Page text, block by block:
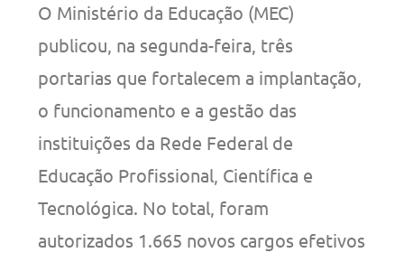
O Ministério da Educação (MEC)
publicou, na segunda-feira, três
portarias que fortalecem a implantação,
o funcionamento e a gestão das
instituições da Rede Federal de
Educação Profissional, Científica e
Tecnológica. No total, foram
autorizados 1.665 novos cargos efetivos